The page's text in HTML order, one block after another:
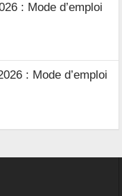
: Mode d’emploi
: Mode d’emploi